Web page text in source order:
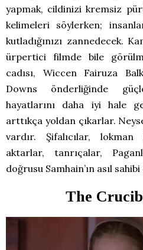
yapmak, cildinizi kremsiz
kelimeleri söylerken;
kutladığınızı zannedecek.
ürpertici filmde bile
cadısı, Wiccen Fairuza
Downs önderliğinde
hayatlarını daha iyi hale
arttıkça yoldan çıkarlar.
vardır. Şifalıcılar,
aktarlar, tanrıçalar,
doğrusu Samhain’ın asıl
The